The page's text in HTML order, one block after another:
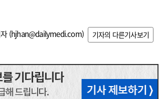
(hjhan@dailymedi.com) 기자의 다른기사보기